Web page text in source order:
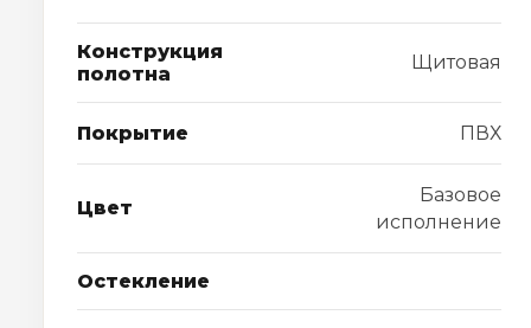
Конструкция
полотна
Щитовая
Покрытие ПВХ
Цвет
Базовое
исполнение
Остекление